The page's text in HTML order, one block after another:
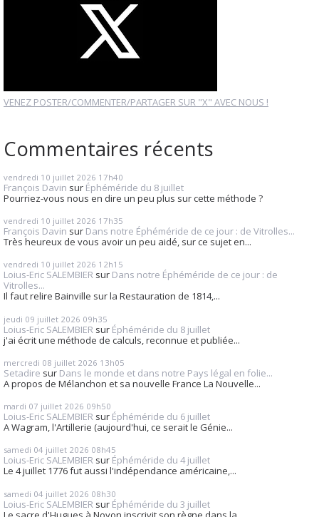
VENEZ POSTER/COMMENTER/PARTAGER SUR "X" AVEC NOUS !
Commentaires récents
vendredi 10 juillet 2026 17h40
François Davin sur Éphéméride du 8 juillet
Pourriez-vous nous en dire un peu plus sur cette méthode ?
vendredi 10 juillet 2026 17h35
François Davin sur Dans notre Éphéméride de ce jour : de Vitrolles...
Très heureux de vous avoir un peu aidé, sur ce sujet en...
vendredi 10 juillet 2026 12h15
Loius-Eric SALEMBIER sur Dans notre Éphéméride de ce jour : de
Vitrolles...
Il faut relire Bainville sur la Restauration de 1814,...
jeudi 09 juillet 2026 09h35
Loius-Eric SALEMBIER sur Éphéméride du 8 juillet
j'ai écrit une méthode de calculs, reconnue et publiée...
mercredi 08 juillet 2026 13h05
Setadire sur Dans le monde et dans notre Pays légal en folie...
A propos de Mélanchon et sa nouvelle France La Nouvelle...
mardi 07 juillet 2026 09h50
Loius-Eric SALEMBIER sur Éphéméride du 6 juillet
A Wagram, l'Artillerie (aujourd'hui, ce serait le Génie...
samedi 04 juillet 2026 08h45
Loius-Eric SALEMBIER sur Éphéméride du 4 juillet
Le 4 juillet 1776 fut aussi l'indépendance américaine,...
samedi 04 juillet 2026 08h30
Loius-Eric SALEMBIER sur Éphéméride du 3 juillet